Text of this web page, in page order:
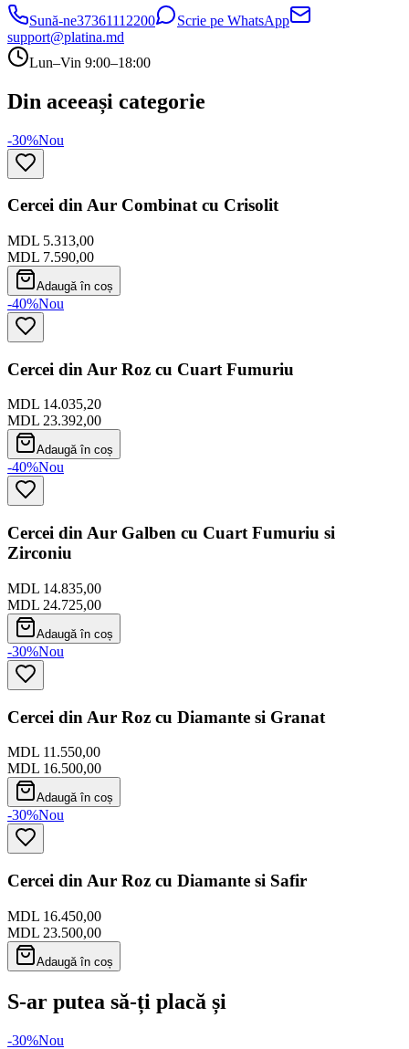
Sună-ne37361112200
Scrie pe WhatsApp
support@platina.md
Lun–Vin 9:00–18:00
Din aceeași categorie
-30%Nou
Cercei din Aur Combinat cu Crisolit
MDL 5.313,00
MDL 7.590,00
Adaugă în coș
-40%Nou
Cercei din Aur Roz cu Cuart Fumuriu
MDL 14.035,20
MDL 23.392,00
Adaugă în coș
-40%Nou
Cercei din Aur Galben cu Cuart Fumuriu si
Zirconiu
MDL 14.835,00
MDL 24.725,00
Adaugă în coș
-30%Nou
Cercei din Aur Roz cu Diamante si Granat
MDL 11.550,00
MDL 16.500,00
Adaugă în coș
-30%Nou
Cercei din Aur Roz cu Diamante si Safir
MDL 16.450,00
MDL 23.500,00
Adaugă în coș
S-ar putea să-ți placă și
-30%Nou